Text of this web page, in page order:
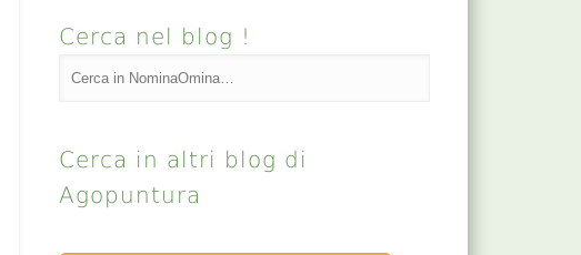
Cerca nel blog !
Cerca in altri blog di
Agopuntura